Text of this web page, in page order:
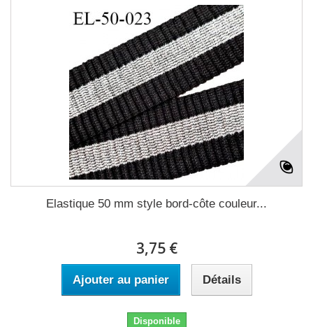
Elastique 50 mm style bord-côte couleur...
3,75 €
Ajouter au panier Détails
Disponible